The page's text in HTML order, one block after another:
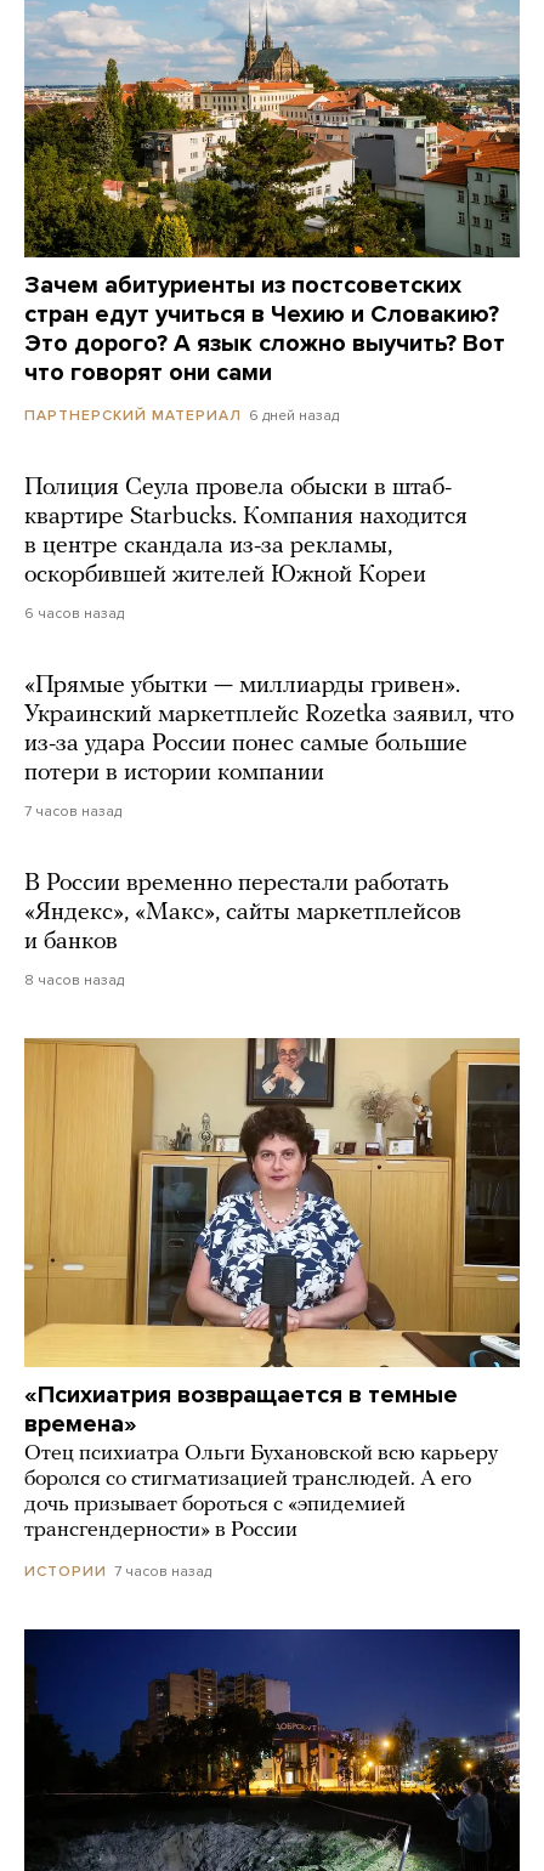
Зачем абитуриенты из постсоветских
стран едут учиться в Чехию и Словакию?
Это дорого? А язык сложно выучить? Вот
что говорят они сами
ПАРТНЕРСКИЙ МАТЕРИАЛ 6 дней назад
Полиция Сеула провела обыски в штаб-
квартире Starbucks. Компания находится
в центре скандала из-за рекламы,
оскорбившей жителей Южной Кореи
6 часов назад
«Прямые убытки — миллиарды гривен».
Украинский маркетплейс Rozetka заявил, что
из-за удара России понес самые большие
потери в истории компании
7 часов назад
В России временно перестали работать
«Яндекс», «Макс», сайты маркетплейсов
и банков
8 часов назад
«Психиатрия возвращается в темные
времена»
Отец психиатра Ольги Бухановской всю карьеру
боролся со стигматизацией транслюдей. А его
дочь призывает бороться с «эпидемией
трансгендерности» в России
ИСТОРИИ 7 часов назад